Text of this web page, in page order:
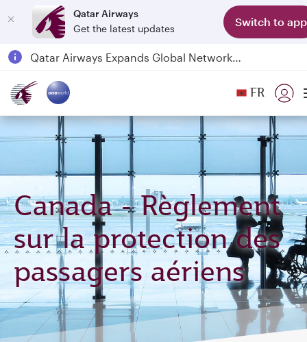
Qatar Airways
Get the latest updates
Switch to app
Passengers flying between Doha and Auckland on QR914 and QR915
18 June 2026: Updates on Travelling with Power Banks
Qatar Airways Expands Global Network to over 160 Destinations
FR
Canada - Règlement
sur la protection des
passagers aériens